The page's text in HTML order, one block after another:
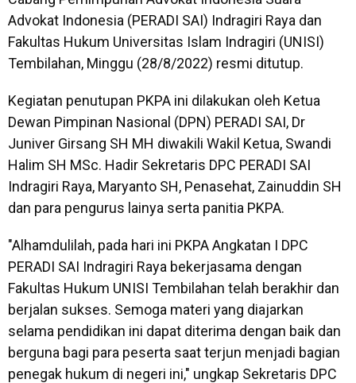
Advokat Indonesia (PERADI SAI) Indragiri Raya dan
Fakultas Hukum Universitas Islam Indragiri (UNISI)
Tembilahan, Minggu (28/8/2022) resmi ditutup.
Kegiatan penutupan PKPA ini dilakukan oleh Ketua
Dewan Pimpinan Nasional (DPN) PERADI SAI, Dr
Juniver Girsang SH MH diwakili Wakil Ketua, Swandi
Halim SH MSc. Hadir Sekretaris DPC PERADI SAI
Indragiri Raya, Maryanto SH, Penasehat, Zainuddin SH
dan para pengurus lainya serta panitia PKPA.
"Alhamdulilah, pada hari ini PKPA Angkatan I DPC
PERADI SAI Indragiri Raya bekerjasama dengan
Fakultas Hukum UNISI Tembilahan telah berakhir dan
berjalan sukses. Semoga materi yang diajarkan
selama pendidikan ini dapat diterima dengan baik dan
berguna bagi para peserta saat terjun menjadi bagian
penegak hukum di negeri ini," ungkap Sekretaris DPC